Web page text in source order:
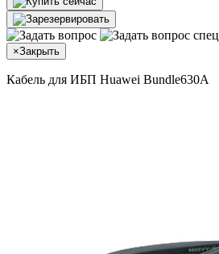
×Закрыть
Кабель для ИБП Huawei Bundle630A